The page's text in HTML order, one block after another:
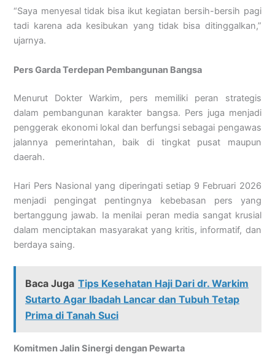
“Saya menyesal tidak bisa ikut kegiatan bersih-bersih pagi
tadi karena ada kesibukan yang tidak bisa ditinggalkan,”
ujarnya.
Pers Garda Terdepan Pembangunan Bangsa
Menurut Dokter Warkim, pers memiliki peran strategis
dalam pembangunan karakter bangsa. Pers juga menjadi
penggerak ekonomi lokal dan berfungsi sebagai pengawas
jalannya pemerintahan, baik di tingkat pusat maupun
daerah.
Hari Pers Nasional yang diperingati setiap 9 Februari 2026
menjadi pengingat pentingnya kebebasan pers yang
bertanggung jawab. Ia menilai peran media sangat krusial
dalam menciptakan masyarakat yang kritis, informatif, dan
berdaya saing.
Baca Juga Tips Kesehatan Haji Dari dr. Warkim
Sutarto Agar Ibadah Lancar dan Tubuh Tetap
Prima di Tanah Suci
Komitmen Jalin Sinergi dengan Pewarta